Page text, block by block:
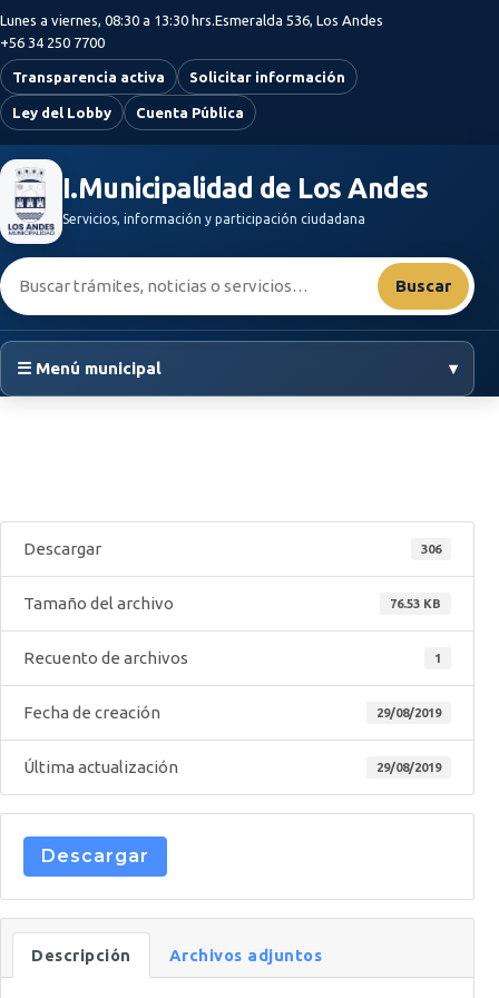
Saltar al contenido principal
Lunes a viernes, 08:30 a 13:30 hrs.Esmeralda 536, Los Andes
+56 34 250 7700
Transparencia activa Solicitar información
Ley del Lobby Cuenta Pública
I.Municipalidad de Los Andes
Servicios, información y participación ciudadana
Buscar:
Buscar
☰ Menú municipal ▾
Descargar 306
Tamaño del archivo 76.53 KB
Recuento de archivos 1
Fecha de creación 29/08/2019
Última actualización 29/08/2019
Descargar
Descripción Archivos adjuntos